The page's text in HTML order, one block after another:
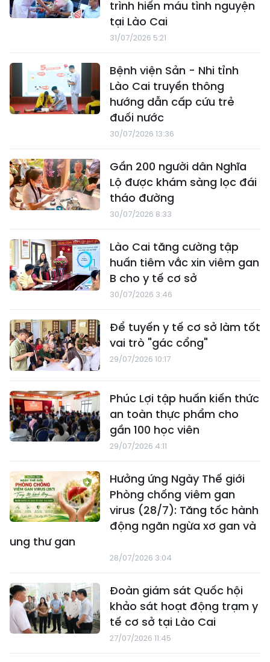
trình hiến máu tình nguyện
tại Lào Cai
31/07/2026 5:21
Bệnh viện Sản - Nhi tỉnh
Lào Cai truyền thông
hướng dẫn cấp cứu trẻ
đuối nước
30/07/2026 13:36
Gần 200 người dân Nghĩa
Lộ được khám sàng lọc đái
tháo đường
30/07/2026 8:33
Lào Cai tăng cường tập
huấn tiêm vắc xin viêm gan
B cho y tế cơ sở
30/07/2026 3:46
Để tuyến y tế cơ sở làm tốt
vai trò "gác cổng"
29/07/2026 10:17
Phúc Lợi tập huấn kiến thức
an toàn thực phẩm cho
gần 100 học viên
29/07/2026 4:11
Hưởng ứng Ngày Thế giới
Phòng chống viêm gan
virus (28/7): Tăng tốc hành
động ngăn ngừa xơ gan và
ung thư gan
28/07/2026 3:04
Đoàn giám sát Quốc hội
khảo sát hoạt động trạm y
tế cơ sở tại Lào Cai
27/07/2026 11:45